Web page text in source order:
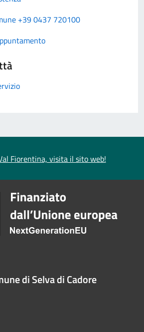
+39 0437 720100
di Selva di Cadore